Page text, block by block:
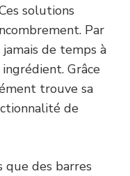
solutions
Par
de temps à
Grâce
trouve sa
de
que des barres